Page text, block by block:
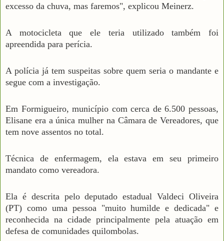
excesso da chuva, mas faremos", explicou Meinerz.
A motocicleta que ele teria utilizado também foi
apreendida para perícia.
A polícia já tem suspeitas sobre quem seria o mandante e
segue com a investigação.
Em Formigueiro, município com cerca de 6.500 pessoas,
Elisane era a única mulher na Câmara de Vereadores, que
tem nove assentos no total.
Técnica de enfermagem, ela estava em seu primeiro
mandato como vereadora.
Ela é descrita pelo deputado estadual Valdeci Oliveira
(PT) como uma pessoa "muito humilde e dedicada" e
reconhecida na cidade principalmente pela atuação em
defesa de comunidades quilombolas.